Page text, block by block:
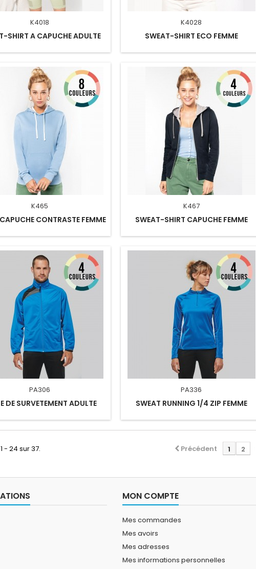
K4018
SHIRT A CAPUCHE ADULTE
K4028
SWEAT-SHIRT ECO FEMME
K465
CONTRASTE FEMME
K467
SWEAT-SHIRT CAPUCHE FEMME
PA306
DE SURVETEMENT ADULTE
PA336
SWEAT RUNNING 1/4 ZIP FEMME
Précédent 1 2
- 24 sur 37.
MON COMPTE
Mes commandes
Mes avoirs
Mes adresses
Mes informations personnelles